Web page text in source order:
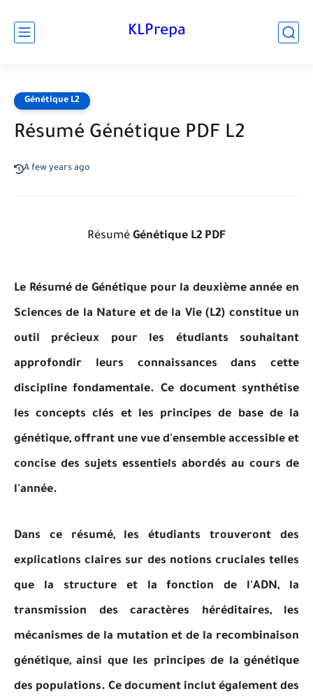
KLPrepa
Génétique L2
Résumé Génétique PDF L2
A few years ago
Résumé Génétique L2 PDF
Le Résumé de Génétique pour la deuxième année en
Sciences de la Nature et de la Vie (L2) constitue un
outil précieux pour les étudiants souhaitant
approfondir leurs connaissances dans cette
discipline fondamentale. Ce document synthétise
les concepts clés et les principes de base de la
génétique, offrant une vue d'ensemble accessible et
concise des sujets essentiels abordés au cours de
l'année.
Dans ce résumé, les étudiants trouveront des
explications claires sur des notions cruciales telles
que la structure et la fonction de l'ADN, la
transmission des caractères héréditaires, les
mécanismes de la mutation et de la recombinaison
génétique, ainsi que les principes de la génétique
des populations. Ce document inclut également des